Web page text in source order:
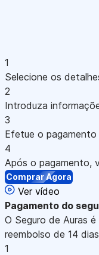
1
Selecione os
2
Introduza
3
Efetue o
4
Após o pagamento,
Comprar Agora
Ver vídeo
Pagamento do
O Seguro de Auras
reembolso de 14
1